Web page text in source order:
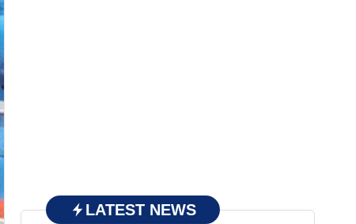
LATEST NEWS